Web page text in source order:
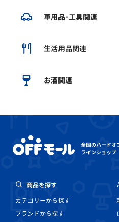
車用品･工具関連
生活用品関連
お酒関連
全国のハードオ
ラインショップ
商品を探す
カテゴリーから探す
ブランドから探す